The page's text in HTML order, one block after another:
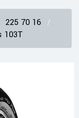
225 70 16
103T